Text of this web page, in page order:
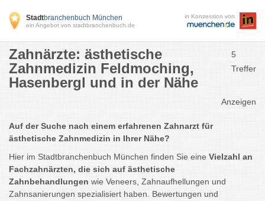
Stadtbranchenbuch München
ein Angebot von stadtbranchenbuch.de
in Konzession von
Zahnärzte: ästhetische
Zahnmedizin Feldmoching,
Hasenbergl und in der Nähe
5
Treffer
Anzeigen
Auf der Suche nach einem erfahrenen Zahnarzt für
ästhetische Zahnmedizin in Ihrer Nähe?
Hier im Stadtbranchenbuch München finden Sie eine Vielzahl an
Fachzahnärzten, die sich auf ästhetische
Zahnbehandlungen wie Veneers, Zahnaufhellungen und
Zahnsanierungen spezialisiert haben. Bewertungen und